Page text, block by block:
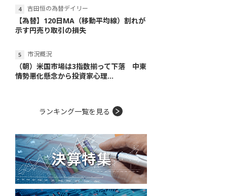
吉田恒の為替デイリー
【為替】120日MA（移動平均線）割れが
示す円売り取引の損失
市況概況
（朝）米国市場は3指数揃って下落 中東
情勢悪化懸念から投資家心理...
ランキング一覧を見る